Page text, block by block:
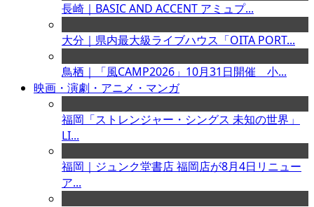
長崎｜BASIC AND ACCENT アミュプ...
大分｜県内最大級ライブハウス「OITA PORT...
鳥栖｜「風CAMP2026」10月31日開催 小...
映画・演劇・アニメ・マンガ
福岡「ストレンジャー・シングス 未知の世界」
LI...
福岡｜ジュンク堂書店 福岡店が8月4日リニュー
ア...